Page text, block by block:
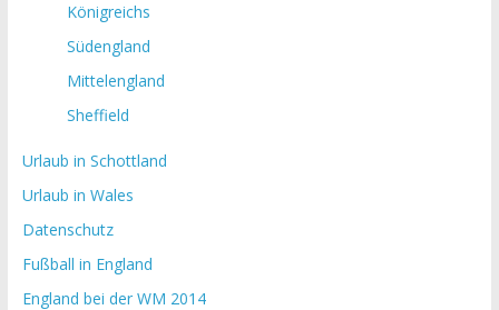
Königreichs
Südengland
Mittelengland
Sheffield
Urlaub in Schottland
Urlaub in Wales
Datenschutz
Fußball in England
England bei der WM 2014